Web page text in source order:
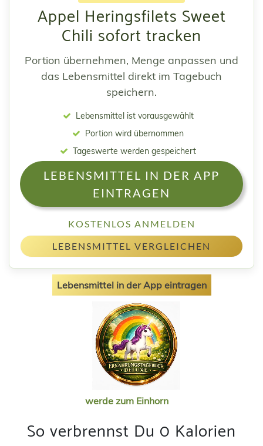
Appel Heringsfilets Sweet
Chili sofort tracken
Portion übernehmen, Menge anpassen und
das Lebensmittel direkt im Tagebuch
speichern.
Lebensmittel ist vorausgewählt
Portion wird übernommen
Tageswerte werden gespeichert
LEBENSMITTEL IN DER APP
EINTRAGEN
KOSTENLOS ANMELDEN
LEBENSMITTEL VERGLEICHEN
Lebensmittel in der App eintragen
werde zum Einhorn
So verbrennst Du 0 Kalorien